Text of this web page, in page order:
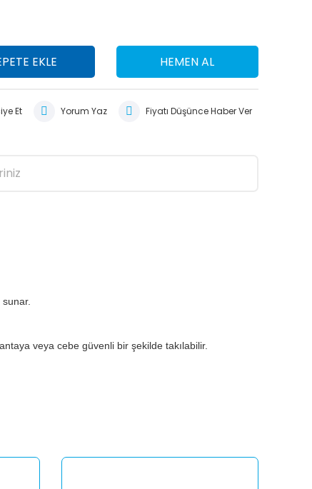
EKLE HEMEN AL
Et Yorum Yaz Fiyatı Düşünce Haber Ver
veya cebe güvenli bir şekilde takılabilir.